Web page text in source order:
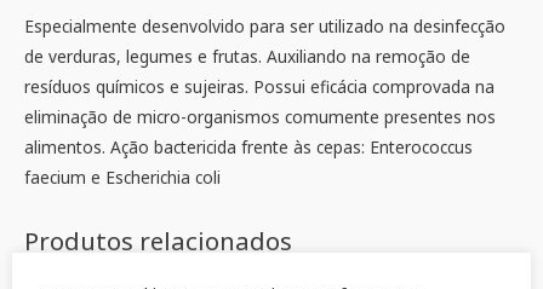
Especialmente desenvolvido para ser utilizado na desinfecção
de verduras, legumes e frutas. Auxiliando na remoção de
resíduos químicos e sujeiras. Possui eficácia comprovada na
eliminação de micro-organismos comumente presentes nos
alimentos. Ação bactericida frente às cepas: Enterococcus
faecium e Escherichia coli
Produtos relacionados